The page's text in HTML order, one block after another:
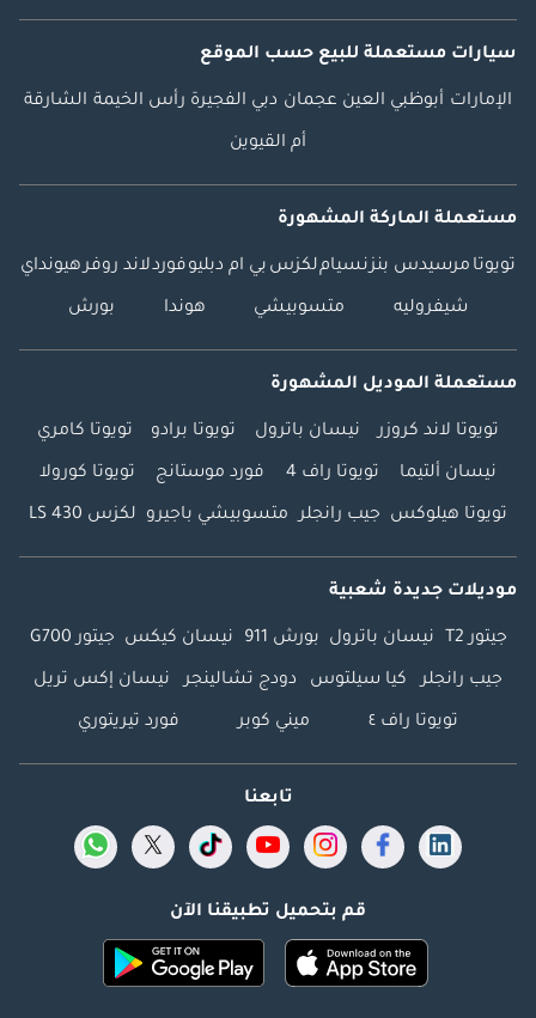
سيارات مستعملة للبيع حسب الموقع
الإمارات أبوظبي العين عجمان دبي الفجيرة رأس الخيمة الشارقة
أم القيوين
مستعملة الماركة المشهورة
تويوتا مرسيدس بنزنسياملكزس بي ام دبليوفوردلاند روفرهيونداي
شيفروليه متسوبيشي هوندا بورش
مستعملة الموديل المشهورة
تويوتا لاند كروزر نيسان باترول تويوتا برادو تويوتا كامري
نيسان ألتيما تويوتا راف 4 فورد موستانج تويوتا كورولا
تويوتا هيلوكس جيب رانجلر متسوبيشي باجيرو لكزس LS 430
موديلات جديدة شعبية
جيتور T2 نيسان باترول بورش 911 نيسان كيكس جيتور G700
جيب رانجلر كيا سيلتوس دودج تشالينجر نيسان إكس تريل
تويوتا راف ٤ ميني كوبر فورد تيريتوري
تابعنا
قم بتحميل تطبيقنا الآن